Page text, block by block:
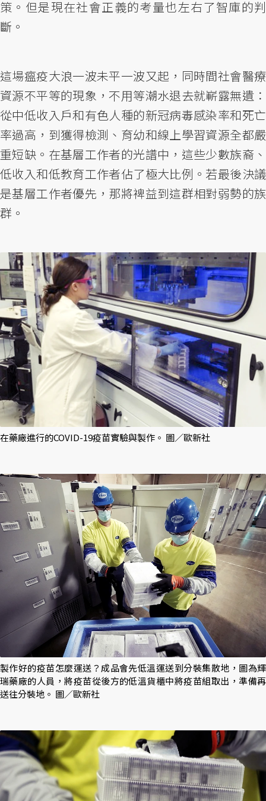
策。但是現在社會正義的考量也左右了智庫的判
斷。
這場瘟疫大浪一波未平一波又起，同時間社會醫療
資源不平等的現象，不用等潮水退去就嶄露無遺：
從中低收入戶和有色人種的新冠病毒感染率和死亡
率過高，到獲得檢測、育幼和線上學習資源全都嚴
重短缺。在基層工作者的光譜中，這些少數族裔、
低收入和低教育工作者佔了極大比例。若最後決議
是基層工作者優先，那將裨益到這群相對弱勢的族
群。
在藥廠進行的COVID-19疫苗實驗與製作。 圖／歐新社
製作好的疫苗怎麼運送？成品會先低溫運送到分裝集散地，圖為輝
瑞藥廠的人員，將疫苗從後方的低溫貨櫃中將疫苗組取出，準備再
送往分裝地。 圖／歐新社